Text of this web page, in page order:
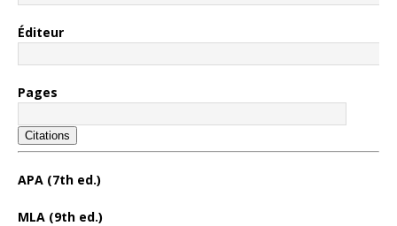
Éditeur
Pages
Citations
APA (7th ed.)
MLA (9th ed.)